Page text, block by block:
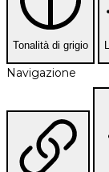
Tonalità di grigio
Navigazione